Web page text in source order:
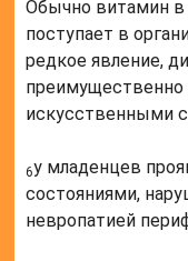
Обычно витамин в
поступает в
редкое явление,
преимущественно
искусственными
6у младенцев
состояниями,
невропатией